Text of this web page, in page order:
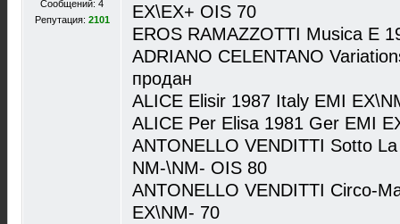
Сообщений: 4
Репутация: 2101
EX\EX+ OIS 70
EROS RAMAZZOTTI Musica E
ADRIANO CELENTANO
продан
ALICE Elisir 1987 Italy EMI
ALICE Per Elisa 1981 Ger EMI
ANTONELLO VENDITTI Sotto
NM-\NM- OIS 80
ANTONELLO VENDITTI Circo-
EX\NM- 70